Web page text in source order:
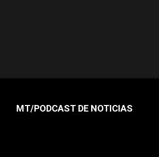
MT/PODCAST DE NOTICIAS